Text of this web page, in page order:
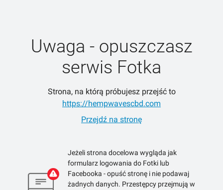
Uwaga - opuszczasz
serwis Fotka
Strona, na którą próbujesz przejść to
https://hempwavescbd.com
Przejdź na stronę
Jeżeli strona docelowa wygląda jak
formularz logowania do Fotki lub
Facebooka - opuść stronę i nie podawaj
żadnych danych. Przestępcy przejmują w